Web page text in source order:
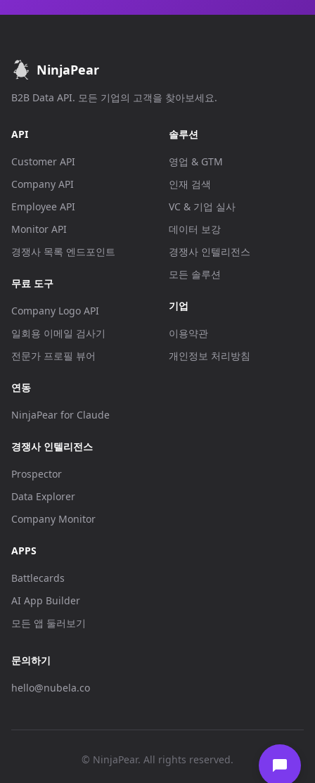
NinjaPear
B2B Data API. 모든 기업의 고객을 찾아보세요.
API
Customer API
Company API
Employee API
Monitor API
경쟁사 목록 엔드포인트
무료 도구
Company Logo API
일회용 이메일 검사기
전문가 프로필 뷰어
연동
NinjaPear for Claude
경쟁사 인텔리전스
Prospector
Data Explorer
Company Monitor
APPS
Battlecards
AI App Builder
모든 앱 둘러보기
솔루션
영업 & GTM
인재 검색
VC & 기업 실사
데이터 보강
경쟁사 인텔리전스
모든 솔루션
기업
이용약관
개인정보 처리방침
문의하기
hello@nubela.co
© NinjaPear. All rights reserved.